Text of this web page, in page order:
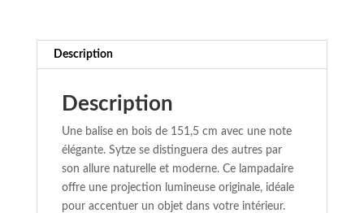
Description
Description
Une balise en bois de 151,5 cm avec une note
élégante. Sytze se distinguera des autres par
son allure naturelle et moderne. Ce lampadaire
offre une projection lumineuse originale, idéale
pour accentuer un objet dans votre intérieur.